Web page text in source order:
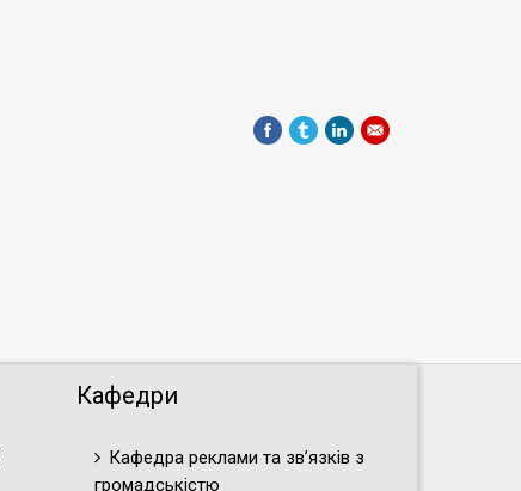
Кафедри
Кафедра реклами та зв’язків з
громадськістю